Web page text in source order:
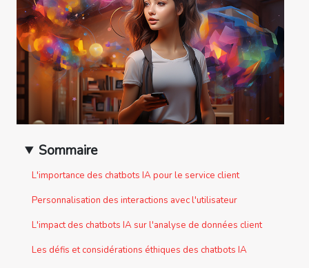
Sommaire
L'importance des chatbots IA pour le service client
Personnalisation des interactions avec l'utilisateur
L'impact des chatbots IA sur l'analyse de données client
Les défis et considérations éthiques des chatbots IA